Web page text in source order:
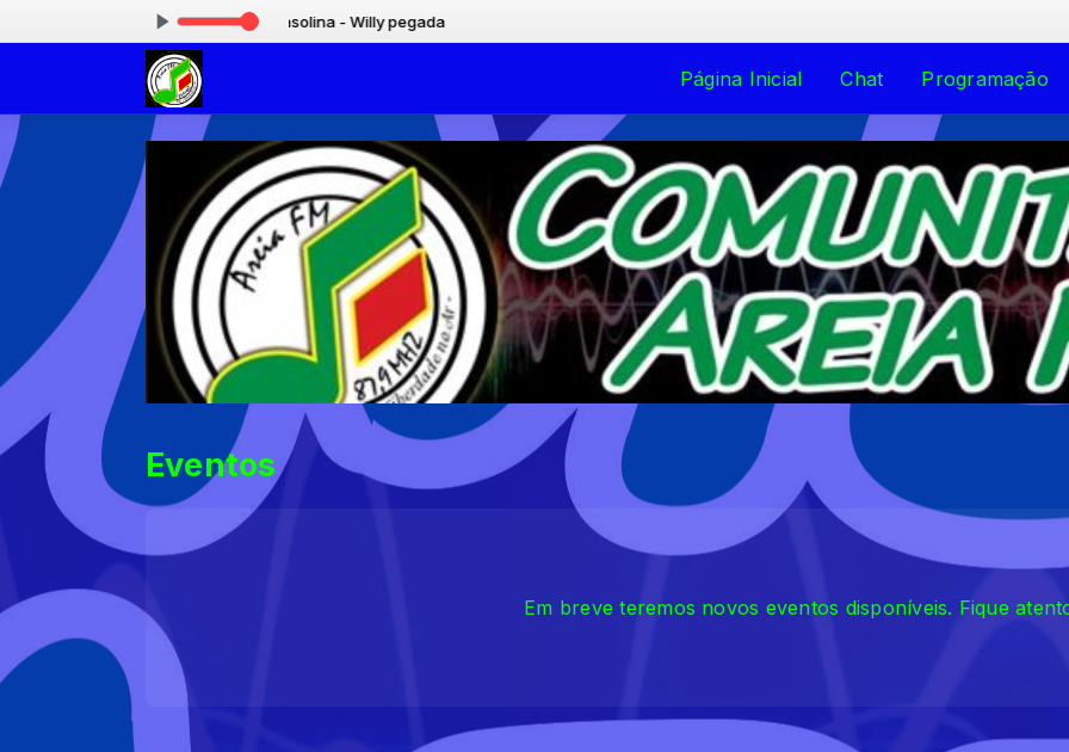
agora: elas gostam de gasolina - Willy pegada
Página Inicial Chat Programação
Eventos
Em breve teremos novos eventos disponíveis. Fique